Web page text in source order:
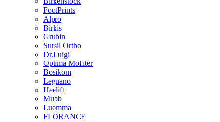
FootPrints
Alpro
Birkis
Grubin
Sursil Ortho
Dr.Luigi
Optima Molliter
Bosikom
Leguano
Heelift
Mubb
Luomma
FLORANCE